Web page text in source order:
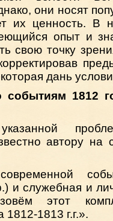
они носят
их ценность. В
опыт и
свою точку
дань
событиям 1812
автору на
и служебная и
этот
1813 г.г.».